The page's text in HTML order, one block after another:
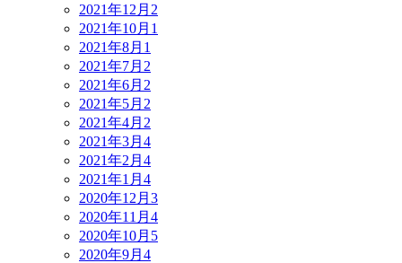
2021年12月 2
2021年10月 1
2021年8月 1
2021年7月 2
2021年6月 2
2021年5月 2
2021年4月 2
2021年3月 4
2021年2月 4
2021年1月 4
2020年12月 3
2020年11月 4
2020年10月 5
2020年9月 4